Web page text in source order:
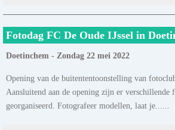
Fotodag FC De Oude IJssel in
Doetinchem - Zondag 22 mei 2022
Opening van de buitententoonstelling van
Aansluitend aan de opening zijn er verschillende
georganiseerd. Fotografeer modellen, laat je......